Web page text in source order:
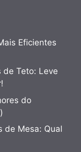
Eficientes
de Teto: Leve
do
de Mesa: Qual